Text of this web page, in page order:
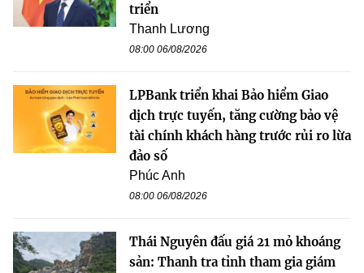
triển
Thanh Lương
08:00 06/08/2026
LPBank triển khai Bảo hiểm Giao
dịch trực tuyến, tăng cường bảo vệ
tài chính khách hàng trước rủi ro lừa
đảo số
Phúc Anh
08:00 06/08/2026
Thái Nguyên đấu giá 21 mỏ khoáng
sản: Thanh tra tỉnh tham gia giám